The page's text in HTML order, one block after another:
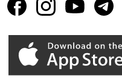
Світле
Терезине